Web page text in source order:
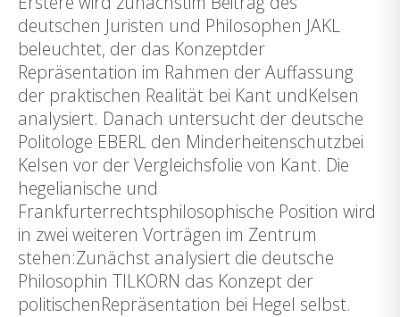
deutschen Juristen und Philosophen JAKL
beleuchtet, der das Konzeptder
Repräsentation im Rahmen der Auffassung
der praktischen Realität bei Kant undKelsen
analysiert. Danach untersucht der deutsche
Politologe EBERL den Minderheitenschutzbei
Kelsen vor der Vergleichsfolie von Kant. Die
hegelianische und
Frankfurterrechtsphilosophische Position wird
in zwei weiteren Vorträgen im Zentrum
stehen:Zunächst analysiert die deutsche
Philosophin TILKORN das Konzept der
politischenRepräsentation bei Hegel selbst.